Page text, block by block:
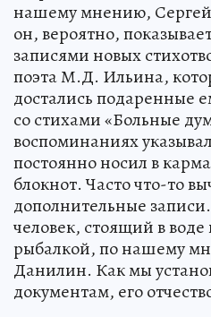
нашему мнению,
он, вероятно,
записями новых
поэта М.Д. Ильина,
достались подаренные
со стихами «Больные
воспоминаниях
постоянно носил в
блокнот. Часто что-то
дополнительные
человек, стоящий в
рыбалкой, по нашему
Данилин. Как мы
документам, его